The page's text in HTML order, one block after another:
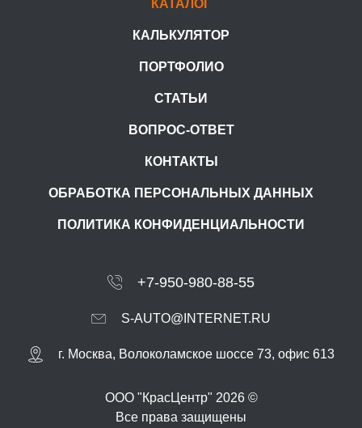
КАТАЛОГ
КАЛЬКУЛЯТОР
ПОРТФОЛИО
СТАТЬИ
ВОПРОС-ОТВЕТ
КОНТАКТЫ
ОБРАБОТКА ПЕРСОНАЛЬНЫХ ДАННЫХ
ПОЛИТИКА КОНФИДЕНЦИАЛЬНОСТИ
+7-950-980-88-55
S-AUTO@INTERNET.RU
г. Москва, Волоколамское шоссе 73, офис 613
ООО "КрасЦентр" 2026 ©
Все права защищены